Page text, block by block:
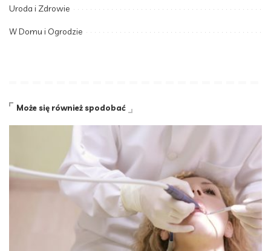
Uroda i Zdrowie
W Domu i Ogrodzie
Może się również spodobać